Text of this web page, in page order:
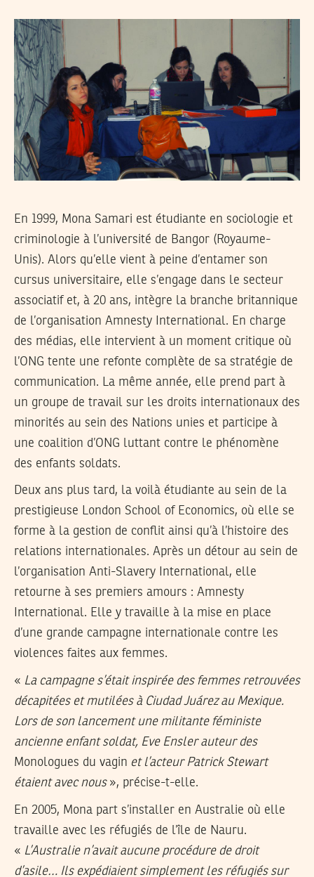
En 1999, Mona Samari est étudiante en sociologie et
criminologie à l’université de Bangor (Royaume-
Unis). Alors qu’elle vient à peine d’entamer son
cursus universitaire, elle s’engage dans le secteur
associatif et, à 20 ans, intègre la branche britannique
de l’organisation Amnesty International. En charge
des médias, elle intervient à un moment critique où
l’ONG tente une refonte complète de sa stratégie de
communication. La même année, elle prend part à
un groupe de travail sur les droits internationaux des
minorités au sein des Nations unies et participe à
une coalition d’ONG luttant contre le phénomène
des enfants soldats.
Deux ans plus tard, la voilà étudiante au sein de la
prestigieuse London School of Economics, où elle se
forme à la gestion de conflit ainsi qu’à l’histoire des
relations internationales. Après un détour au sein de
l’organisation Anti-Slavery International, elle
retourne à ses premiers amours : Amnesty
International. Elle y travaille à la mise en place
d’une grande campagne internationale contre les
violences faites aux femmes.
« La campagne s’était inspirée des femmes retrouvées
décapitées et mutilées à Ciudad Juárez au Mexique.
Lors de son lancement une militante féministe
ancienne enfant soldat, Eve Ensler auteur des
Monologues du vagin et l’acteur Patrick Stewart
étaient avec nous», précise-t-elle.
En 2005, Mona part s’installer en Australie où elle
travaille avec les réfugiés de l’île de Nauru.
« L’Australie n’avait aucune procédure de droit
d’asile… Ils expédiaient simplement les réfugiés sur